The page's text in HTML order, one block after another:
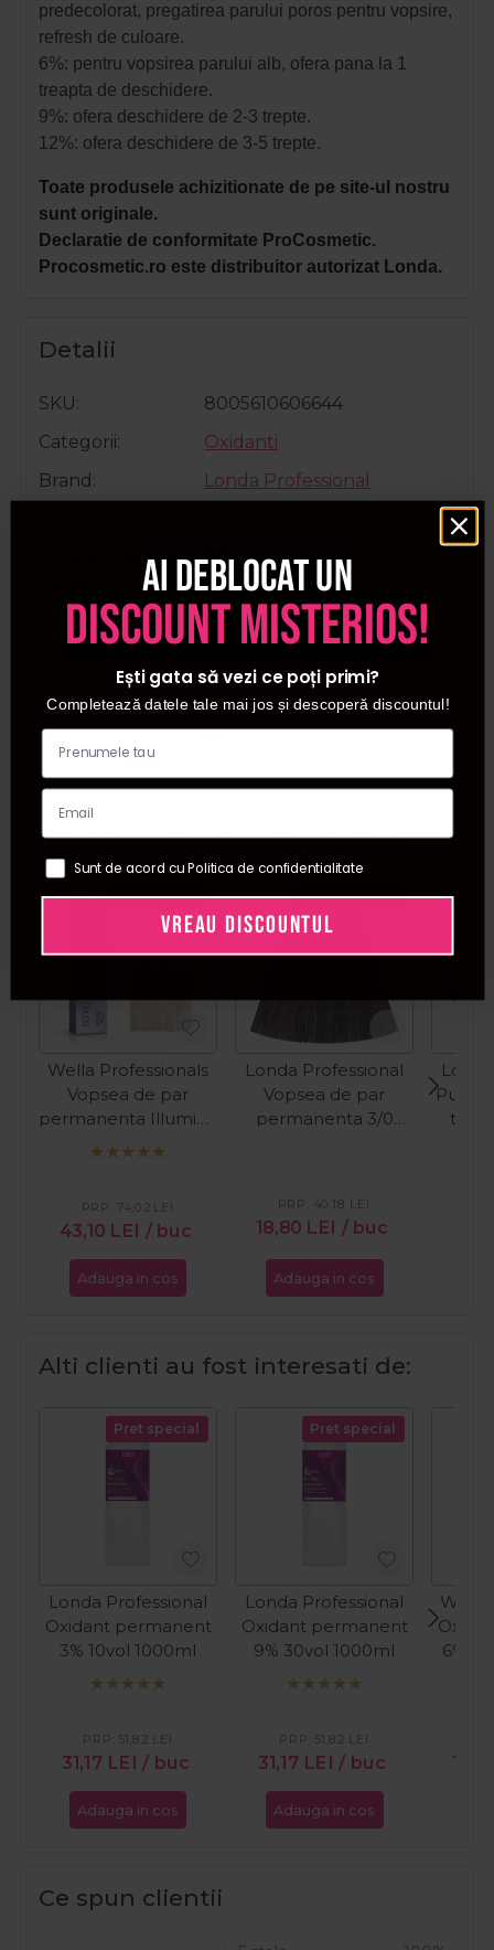
predecolorat, pregatirea parului poros pentru vopsire,
refresh de culoare.
6%: pentru vopsirea parului alb, ofera pana la 1
treapta de deschidere.
9%: ofera deschidere de 2-3 trepte.
12%: ofera deschidere de 3-5 trepte.
Toate produsele achizitionate de pe site-ul nostru
sunt originale.
Declaratie de conformitate ProCosmetic.
Procosmetic.ro este distribuitor autorizat Londa.
Detalii
SKU
8005610606644
Categorii
Oxidanti
Brand
Londa Professional
Concentratie
6%
Pentru
Unisex
Tip utilizare
Profesional
Cumparate frecvent impreuna:
Pret special
Wella Professionals
Vopsea de par
permanenta Illumina
Color 10/69 blond
43,10 LEI / buc
PRP: 74,02 LEI
Adauga in cos
Pret special
Londa Professional
Vopsea de par
permanenta 3/0
18,80 LEI / buc
PRP: 40,18 LEI
Adauga in cos
Pudra
Alti clienti au fost interesati de:
Pret special
Londa Professional
Oxidant permanent
3% 10vol 1000ml
31,17 LEI / buc
PRP: 51,82 LEI
Adauga in cos
Pret special
Londa Professional
Oxidant permanent
9% 30vol 1000ml
31,17 LEI / buc
PRP: 51,82 LEI
Adauga in cos
Wella
6%
Ce spun clientii
Ai deblocat un
discount misterios!
Ești gata să vezi ce poți primi?
Completează datele tale mai jos și descoperă discountul!
Sunt de acord cu Politica de confidentialitate
VREAU DISCOUNTUL